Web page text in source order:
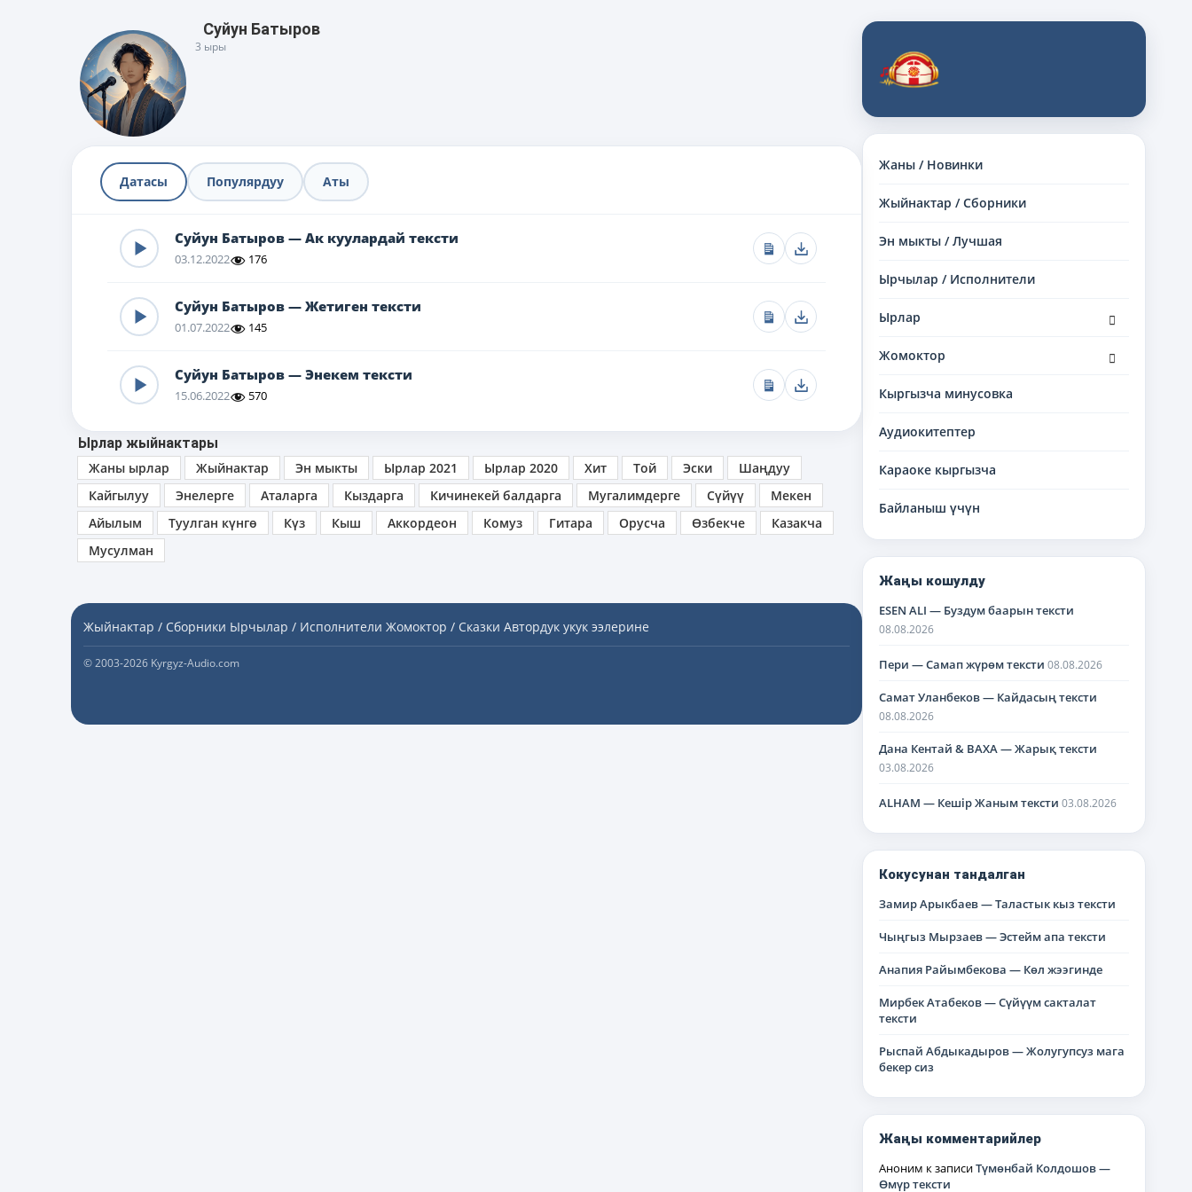
Жаны / Новинки
Жыйнактар / Сборники
Эн мыкты / Лучшая
Ырчылар / Исполнители
Ырлар
дочернее
Жомоктор
дочернее
Кыргызча минусовка
Аудиокитептер
Караоке кыргызча
Байланыш үчүн
Жаңы кошулду
ESEN ALI — Буздум баарын тексти
08.08.2026
Пери — Самап жүрөм тексти 08.08.2026
Самат Уланбеков — Кайдасың тексти
08.08.2026
Дана Кентай & BAXA — Жарық тексти
03.08.2026
ALHAM — Кешір Жаным тексти 03.08.2026
Кокусунан тандалган
Замир Арыкбаев — Таластык кыз тексти
Чыңгыз Мырзаев — Эстейм апа тексти
Анапия Райымбекова — Көл жээгинде
Мирбек Атабеков — Сүйүүм сакталат
тексти
Рыспай Абдыкадыров — Жолугупсуз мага
бекер сиз
Жаңы комментарийлер
Аноним к записиТүмөнбай Колдошов —
Өмүр тексти
Суйун Батыров
3 ыры
Датасы Популярдуу Аты
Суйун Батыров — Ак куулардай тексти
03.12.2022 176
Суйун Батыров — Жетиген тексти
01.07.2022 145
Суйун Батыров — Энекем тексти
15.06.2022 570
Ырлар жыйнактары
Жаны ырлар
Жыйнактар Эн мыкты Ырлар 2021 Ырлар 2020 Хит Той Эски
Шаңдуу
Кайгылуу
Энелерге Аталарга Кыздарга Кичинекей балдарга Мугалимдерге Сүйүү
Мекен
Айылым
Туулган күнгө Күз Кыш Аккордеон Комуз Гитара Орусча Өзбекче
Казакча
Мусулман
Жыйнактар / Сборники Ырчылар / Исполнители Жомоктор / Сказки Автордук укук ээлерине
© 2003-2026 Kyrgyz-Audio.com